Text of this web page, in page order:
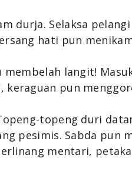
durja. Selaksa
hati pun
langit!
pun
topeng duri
pesimis. Sabda pun
mentari,